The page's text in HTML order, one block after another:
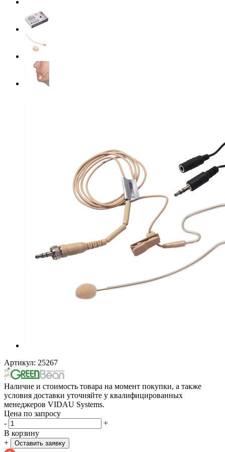
Артикул: 25267
Наличие и стоимость товара на момент покупки, а также
условия доставки уточняйте у квалифицированных
менеджеров VIDAU Systems.
Цена по запросу
-
+
В корзину
+
Оставить заявку